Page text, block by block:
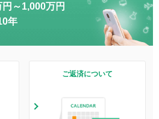
～1,000万円
年
ご返済について